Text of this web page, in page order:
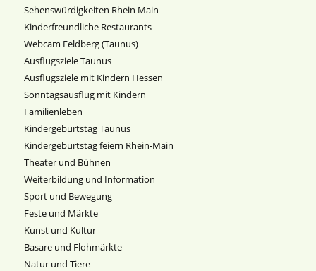
Sehenswürdigkeiten Rhein Main
Kinderfreundliche Restaurants
Webcam Feldberg (Taunus)
Ausflugsziele Taunus
Ausflugsziele mit Kindern Hessen
Sonntagsausflug mit Kindern
Familienleben
Kindergeburtstag Taunus
Kindergeburtstag feiern Rhein-Main
Theater und Bühnen
Weiterbildung und Information
Sport und Bewegung
Feste und Märkte
Kunst und Kultur
Basare und Flohmärkte
Natur und Tiere